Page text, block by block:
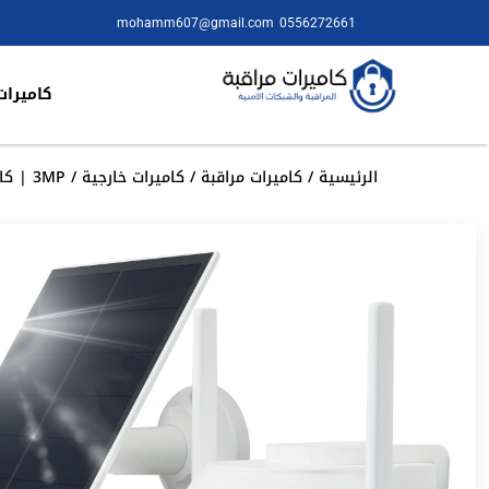
0556272661
mohamm607@gmail.com
الرئيسية/كاميرات مراقبة/كاميرات خارجية/ 3MP | كاميرا مراقبة خارجية رؤية 360 ْ تتبع ذكي تعمل بالبطارية مع لوح الطاقة الشمسية | Arenti GO2T